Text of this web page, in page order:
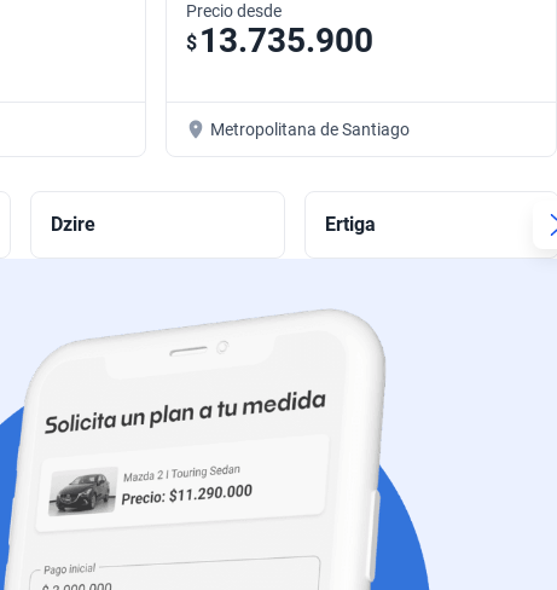
Precio desde
$ 13.735.900
Metropolitana de Santiago
Dzire Ertiga